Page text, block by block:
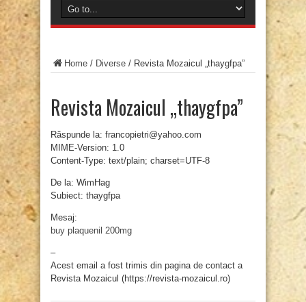
Home / Diverse / Revista Mozaicul „thaygfpa”
Revista Mozaicul „thaygfpa”
Răspunde la: francopietri@yahoo.com
MIME-Version: 1.0
Content-Type: text/plain; charset=UTF-8
De la: WimHag
Subiect: thaygfpa
Mesaj:
buy plaquenil 200mg
–
Acest email a fost trimis din pagina de contact a
Revista Mozaicul (https://revista-mozaicul.ro)